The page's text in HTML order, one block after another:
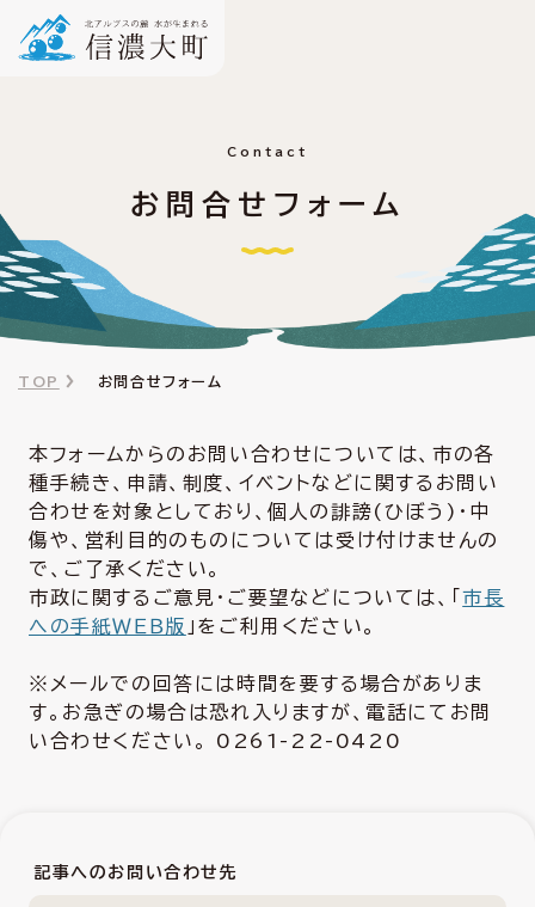
Contact
お問合せフォーム
TOP お問合せフォーム
本フォームからのお問い合わせについては、市の各
種手続き、申請、制度、イベントなどに関するお問い
合わせを対象としており、個人の誹謗(ひぼう)・中
傷や、営利目的のものについては受け付けませんの
で、ご了承ください。
市政に関するご意見・ご要望などについては、「市長
への手紙ＷＥＢ版 」をご利用ください。
※メールでの回答には時間を要する場合がありま
す。お急ぎの場合は恐れ入りますが、電話にてお問
い合わせください。 0261-22-0420
記事へのお問い合わせ先